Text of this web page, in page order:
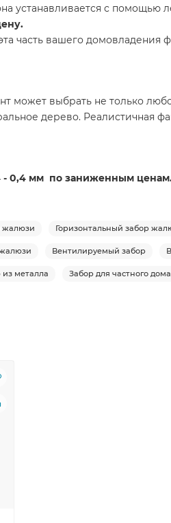
устанавливается с помощью
часть вашего домовладения
может выбрать не только
дерево. Реалистичная
- 0,4 мм по заниженным
жалюзи Горизонтальный забор
Вентилируемый забор
из металла Забор для частного дома